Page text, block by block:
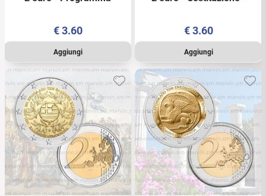
€3.60 €3.60